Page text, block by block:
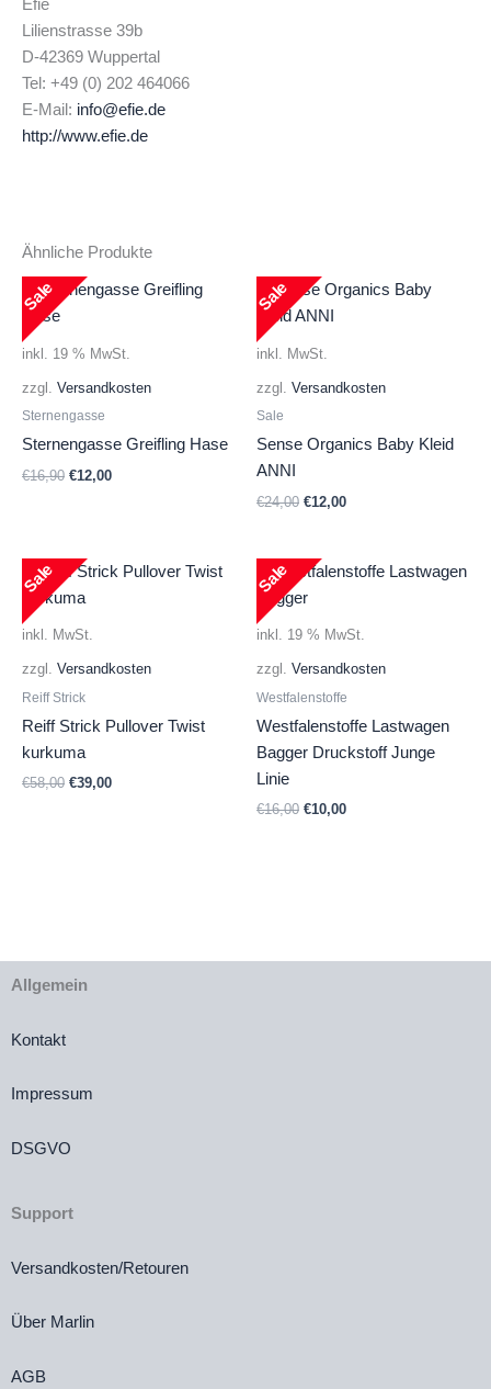
Efie
Lilienstrasse 39b
D-42369 Wuppertal
Tel: +49 (0) 202 464066
E-Mail: info@efie.de
http://www.efie.de
Ähnliche Produkte
inkl. 19 % MwSt.
zzgl. Versandkosten
Sternengasse
Sternengasse Greifling Hase
€16,90 Ursprünglicher
€12,00Aktueller
Sale
inkl. MwSt.
zzgl. Versandkosten
Sale
Sense Organics Baby Kleid
ANNI
€24,00 Ursprünglicher
€24,00
€12,00Aktueller
Sale
inkl. MwSt.
zzgl. Versandkosten
Reiff Strick
Reiff Strick Pullover Twist
kurkuma
€58,00 Ursprünglicher
€39,00Aktueller
Sale
inkl. 19 % MwSt.
zzgl. Versandkosten
Westfalenstoffe
Westfalenstoffe Lastwagen
Bagger Druckstoff Junge
Linie
€16,00 Ursprünglicher
€10,00Aktueller
Sale
Allgemein
Kontakt
Impressum
DSGVO
Support
Versandkosten/Retouren
Über Marlin
AGB